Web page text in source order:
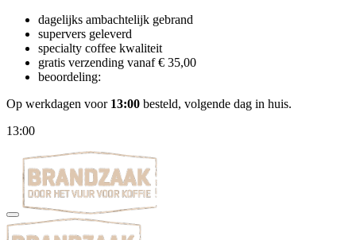
dagelijks ambachtelijk gebrand
supervers geleverd
specialty coffee kwaliteit
gratis verzending vanaf € 35,00
beoordeling:
Op werkdagen voor 13:00 besteld, volgende dag in huis.
13:00